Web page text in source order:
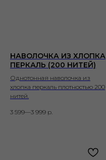
НАВОЛОЧКА ИЗ ХЛОПКА
ПЕРКАЛЬ (200 НИТЕЙ)
Однотонная наволочка из
хлопка перкаль плотностью 200
нитей.
3 599—3 999 р.